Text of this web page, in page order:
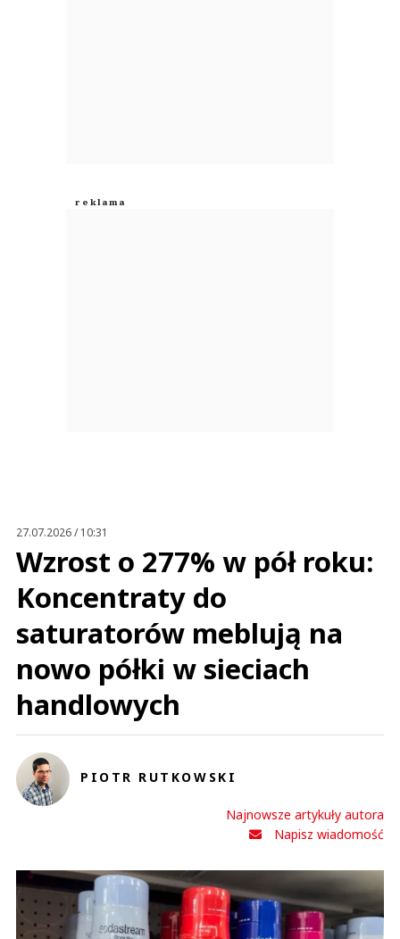
27.07.2026 / 10:31
Wzrost o 277% w pół roku:
Koncentraty do
saturatorów meblują na
nowo półki w sieciach
handlowych
PIOTR RUTKOWSKI
Najnowsze artykuły autora
Napisz wiadomość